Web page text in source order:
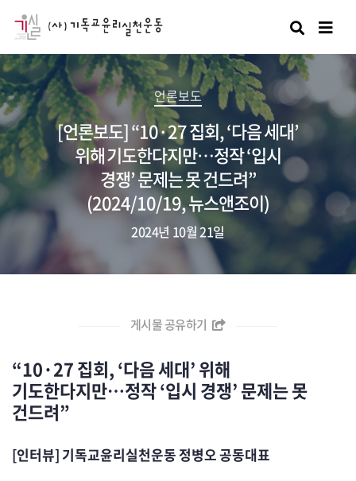
검색
언론보도
[언론보도] “10·27 집회, ‘다음 세대’
위해 기도한다지만…정작 ‘입시
경쟁’ 문제는 못 건드려”
(2024/10/19, 뉴스앤조이)
2024년 10월 21일
게시물 공유하기
“10·27 집회, ‘다음 세대’ 위해
기도한다지만…정작 ‘입시 경쟁’ 문제는 못
건드려”
[인터뷰] 기독교윤리실천운동 정병오 공동대표